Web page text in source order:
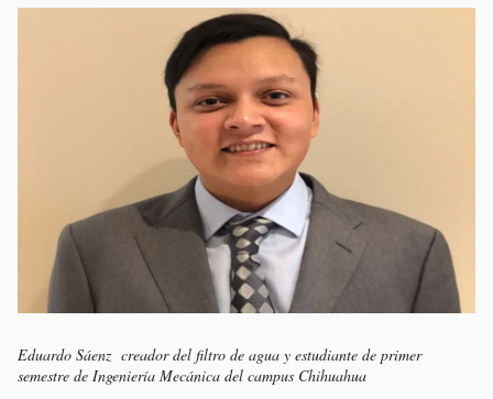
Eduardo Sáenz creador del filtro de agua y estudiante de primer
semestre de Ingeniería Mecánica del campus Chihuahua